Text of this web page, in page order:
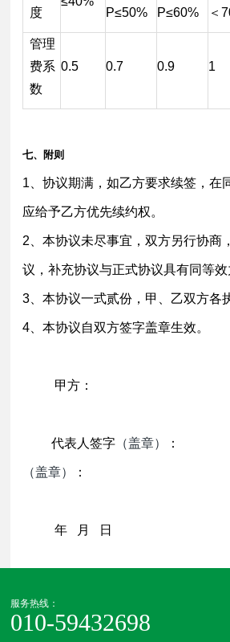
度
P≤50%
P≤60%
＜
管理
费系
数
0.5 0.7 0.9 1
七、附则
1、协议期满，如乙方要求续签，在
应给予乙方优先续约权。
2、本协议未尽事宜，双方另行协商
议，补充协议与正式协议具有同等效
3、本协议一式贰份，甲、乙双方各
4、本协议自双方签字盖章生效。
甲方： 乙
代表人签字 （盖章） ： 代
（盖章） ：
年 月 日 年
服务热线：
010-59432698